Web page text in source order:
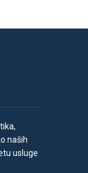
naših
usluge